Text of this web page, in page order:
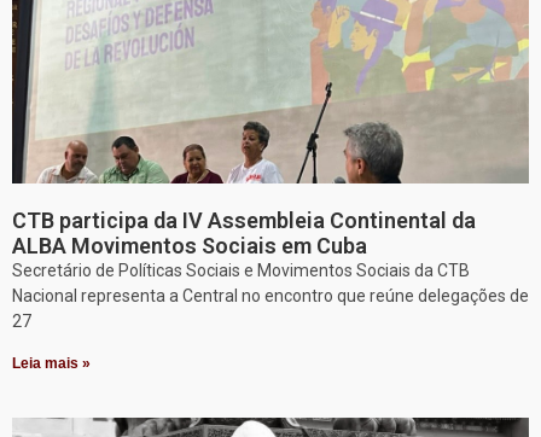
CTB participa da IV Assembleia Continental da
ALBA Movimentos Sociais em Cuba
Secretário de Políticas Sociais e Movimentos Sociais da CTB
Nacional representa a Central no encontro que reúne delegações de
27
Leia mais »